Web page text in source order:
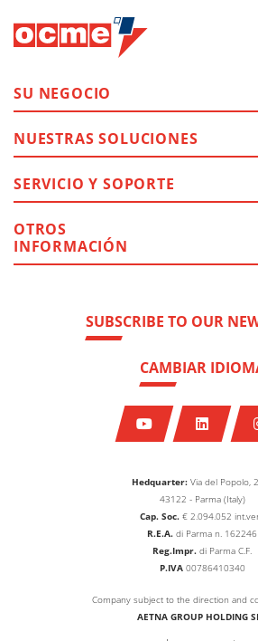
Hedquarter: Via del Popolo,
43122 - Parma (Italy)
Cap. Soc. € 2.094.052
R.E.A. di Parma n. 162246
Reg.Impr. di Parma C.F.
P.IVA00786410340
Company subject to the direction and
AETNA GROUP HOLDING
SUBSCRIBE TO OUR
CAMBIAR
SU NEGOCIO
NUESTRAS SOLUCIONES
SERVICIO Y SOPORTE
OTROS
INFORMACIÓN